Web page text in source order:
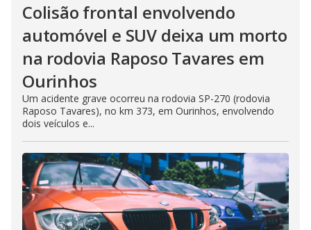
Colisão frontal envolvendo
automóvel e SUV deixa um morto
na rodovia Raposo Tavares em
Ourinhos
Um acidente grave ocorreu na rodovia SP-270 (rodovia
Raposo Tavares), no km 373, em Ourinhos, envolvendo
dois veículos e...